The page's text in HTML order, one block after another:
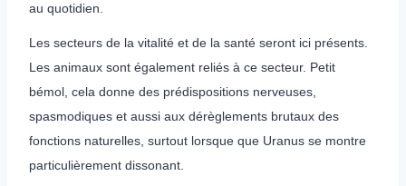
au quotidien.
Les secteurs de la vitalité et de la santé seront ici présents.
Les animaux sont également reliés à ce secteur. Petit
bémol, cela donne des prédispositions nerveuses,
spasmodiques et aussi aux dérèglements brutaux des
fonctions naturelles, surtout lorsque que Uranus se montre
particulièrement dissonant.